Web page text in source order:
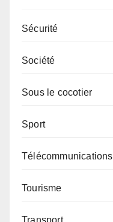
Sécurité
Société
Sous le cocotier
Sport
Télécommunications
Tourisme
Transport